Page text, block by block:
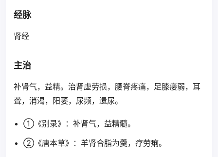
经脉
肾经
主治
补肾气，益精。治肾虚劳损，腰脊疼痛，足膝痿弱，耳
聋，消渴，阳萎，尿频，遗尿。
①《别录》：补肾气，益精髓。
②《唐本草》：羊肾合脂为羹，疗劳痢。